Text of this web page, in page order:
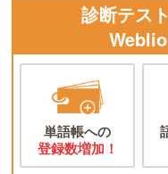
診断テス
単語帳への
登録数増加！